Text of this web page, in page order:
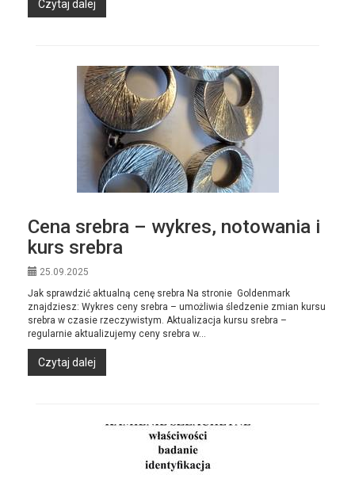
Czytaj dalej
Cena srebra – wykres, notowania i
kurs srebra
25.09.2025
Jak sprawdzić aktualną cenę srebra Na stronie Goldenmark
znajdziesz: Wykres ceny srebra – umożliwia śledzenie zmian kursu
srebra w czasie rzeczywistym. Aktualizacja kursu srebra –
regularnie aktualizujemy ceny srebra w...
Czytaj dalej